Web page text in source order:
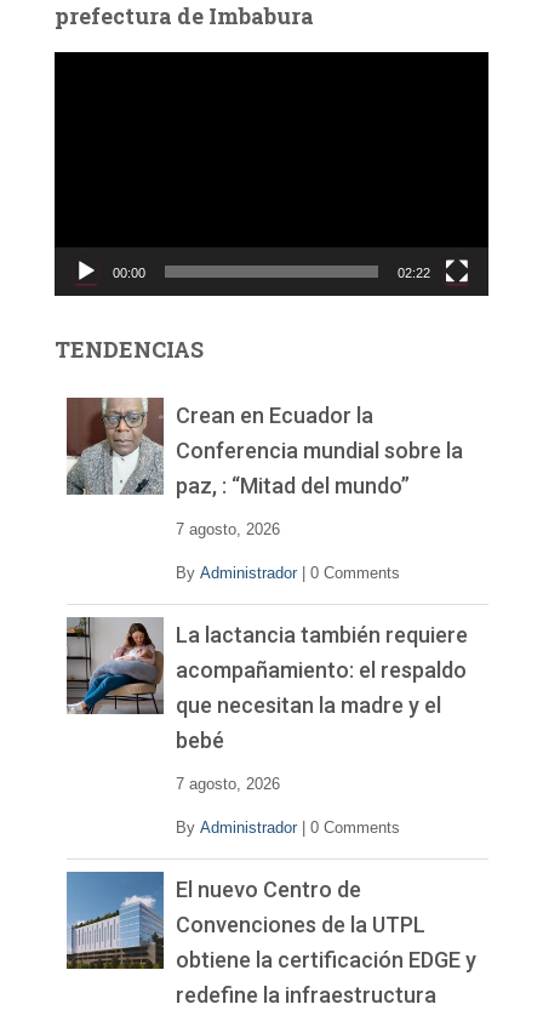
prefectura de Imbabura
c
d
00:00 02:22
TENDENCIAS
Crean en Ecuador la
Conferencia mundial sobre la
paz, : “Mitad del mundo”
7 agosto, 2026
By Administrador 0 Comments
La lactancia también requiere
acompañamiento: el respaldo
que necesitan la madre y el
bebé
7 agosto, 2026
By Administrador 0 Comments
El nuevo Centro de
Convenciones de la UTPL
obtiene la certificación EDGE y
redefine la infraestructura